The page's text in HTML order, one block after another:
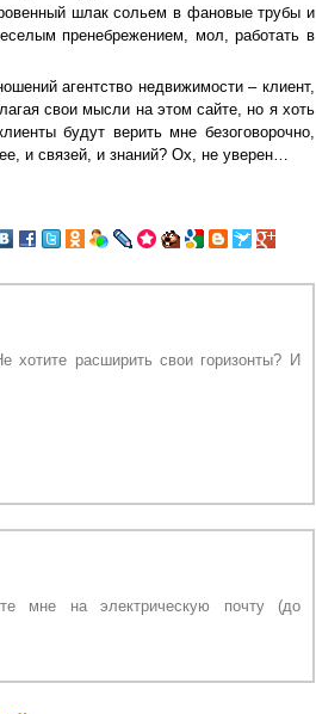
шлак сольем в фановые трубы и
пренебрежением, мол, работать в
агентство недвижимости – клиент,
свои мысли на этом сайте, но я хоть
будут верить мне безоговорочно,
и связей, и знаний? Ох, не уверен…
расширить свои горизонты? И
мне на электрическую почту (до